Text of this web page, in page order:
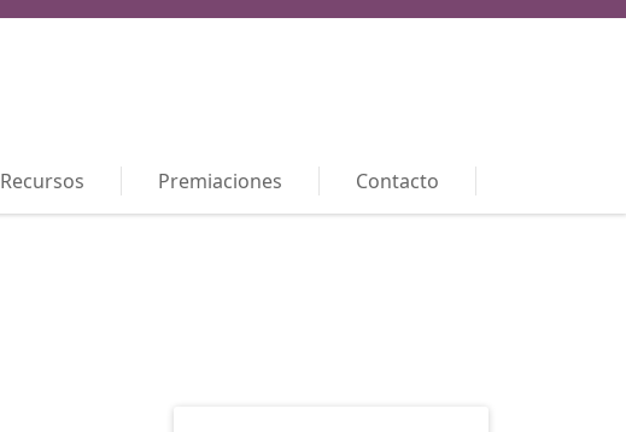
Recursos Premiaciones Contacto